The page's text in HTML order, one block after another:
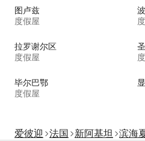
图卢兹
度假屋
拉罗谢尔区
度假屋
毕尔巴鄂
度假屋
爱彼迎 法国 新阿基坦 滨海